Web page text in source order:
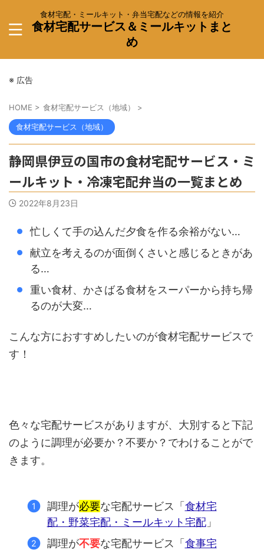
食材宅配・ミールキット・弁当宅配などの情報を紹介
食材宅配サービス＆ミールキットまと
め
※ 広告
HOME > 食材宅配サービス（地域） >
食材宅配サービス（地域）
静岡県伊豆の国市の食材宅配サービス・ミ
ールキット・冷凍宅配弁当の一覧まとめ
2022年8月23日
忙しくて手の込んだ夕食を作る余裕がない…
献立を考えるのが面倒くさいと感じるときがあ
る…
重い食材、かさばる食材をスーパーから持ち帰
るのが大変…
こんな方におすすめしたいのが食材宅配サービスで
す！
色々な宅配サービスがありますが、大別すると下記
のように調理が必要か？不要か？でわけることがで
きます。
調理が必要な宅配サービス「食材宅
配・野菜宅配・ミールキット宅配」
調理が不要な宅配サービス「食事宅